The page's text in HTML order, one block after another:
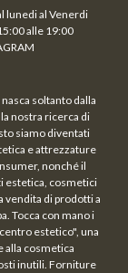
lunedi al Venerdi
alle 19:00
soltanto dalla
nostra ricerca di
siamo diventati
e attrezzature
nonché il
estetica, cosmetici
vendita di prodotti a
Tocca con mano i
estetico", una
alla cosmetica
inutili. Forniture